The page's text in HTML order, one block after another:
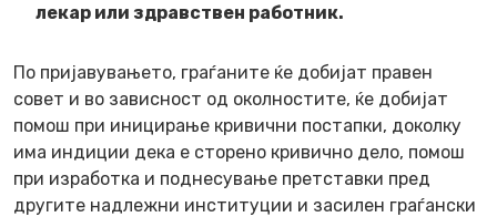
лекар или здравствен работник.
По пријавувањето, граѓаните ќе добијат правен
совет и во зависност од околностите, ќе добијат
помош при иницирање кривични постапки, доколку
има индиции дека е сторено кривично дело, помош
при изработка и поднесување претставки пред
другите надлежни институции и засилен граѓански